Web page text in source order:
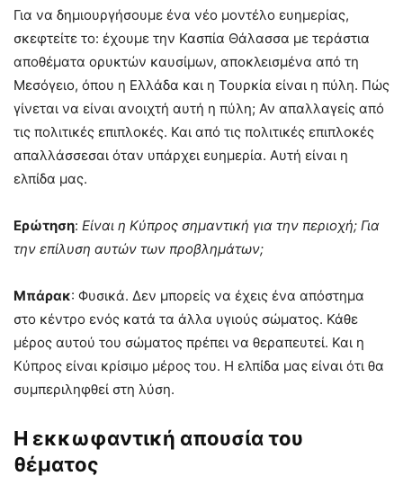
Για να δημιουργήσουμε ένα νέο μοντέλο ευημερίας,
σκεφτείτε το: έχουμε την Κασπία Θάλασσα με τεράστια
αποθέματα ορυκτών καυσίμων, αποκλεισμένα από τη
Μεσόγειο, όπου η Ελλάδα και η Τουρκία είναι η πύλη. Πώς
γίνεται να είναι ανοιχτή αυτή η πύλη; Αν απαλλαγείς από
τις πολιτικές επιπλοκές. Και από τις πολιτικές επιπλοκές
απαλλάσσεσαι όταν υπάρχει ευημερία. Αυτή είναι η
ελπίδα μας.
Ερώτηση: Είναι η Κύπρος σημαντική για την περιοχή; Για
την επίλυση αυτών των προβλημάτων;
Μπάρακ: Φυσικά. Δεν μπορείς να έχεις ένα απόστημα
στο κέντρο ενός κατά τα άλλα υγιούς σώματος. Κάθε
μέρος αυτού του σώματος πρέπει να θεραπευτεί. Και η
Κύπρος είναι κρίσιμο μέρος του. Η ελπίδα μας είναι ότι θα
συμπεριληφθεί στη λύση.
Η εκκωφαντική απουσία του
θέματος